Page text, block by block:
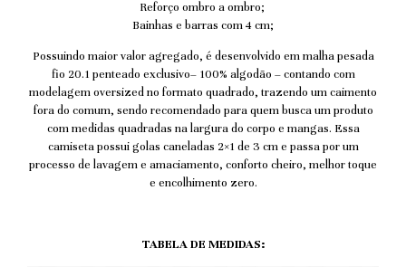
Reforço ombro a ombro;
Bainhas e barras com 4 cm;
Possuindo maior valor agregado, é desenvolvido em malha pesada
fio 20.1 penteado exclusivo– 100% algodão – contando com
modelagem oversized no formato quadrado, trazendo um caimento
fora do comum, sendo recomendado para quem busca um produto
com medidas quadradas na largura do corpo e mangas. Essa
camiseta possui golas caneladas 2×1 de 3 cm e passa por um
processo de lavagem e amaciamento, conforto cheiro, melhor toque
e encolhimento zero.
TABELA DE MEDIDAS: